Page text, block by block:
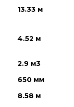
13.33 м
4.52 м
2.9 м3
650 мм
8.58 м